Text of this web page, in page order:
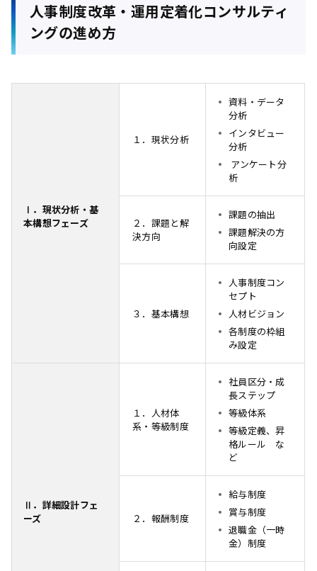
人事制度改革・運用定着化コンサルティ
ングの進め方
Ⅰ．現状分析・基
本構想フェーズ
１．現状分析
資料・データ
分析
インタビュー
分析
アンケート分
析
２．課題と解
決方向
課題の抽出
課題解決の方
向設定
３．基本構想
人事制度コン
セプト
人材ビジョン
各制度の枠組
み設定
Ⅱ．詳細設計フェ
ーズ
１．人材体
系・等級制度
社員区分・成
長ステップ
等級体系
等級定義、昇
格ルール な
ど
２．報酬制度
給与制度
賞与制度
退職金（一時
金）制度